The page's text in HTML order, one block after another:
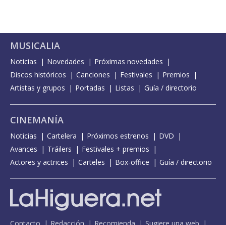
MUSICALIA
Noticias Novedades
Próximas novedades
Discos históricos
Canciones Festivales
Premios
Artistas y grupos
Portadas Listas Guía / directorio
CINEMANÍA
Noticias Cartelera Próximos estrenos
DVD
Avances
Tráilers
Festivales + premios
Actores y actrices
Carteles Box-office Guía / directorio